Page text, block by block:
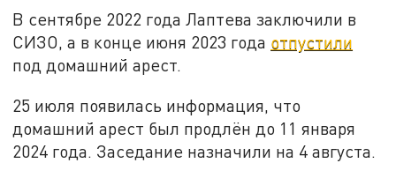
В сентябре 2022 года Лаптева заключили в
СИЗО, а в конце июня 2023 года отпустили
под домашний арест.
25 июля появилась информация, что
домашний арест был продлён до 11 января
2024 года. Заседание назначили на 4 августа.